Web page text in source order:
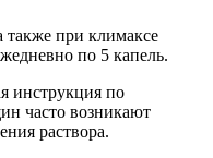
также при климаксе
по 5 капель.
инструкция по
часто возникают
раствора.